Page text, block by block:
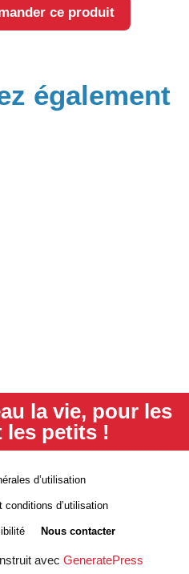
ce produit
également
la vie, pour les
les petits !
d’utilisation
conditions d’utilisation
Nous contacter
avec GeneratePress